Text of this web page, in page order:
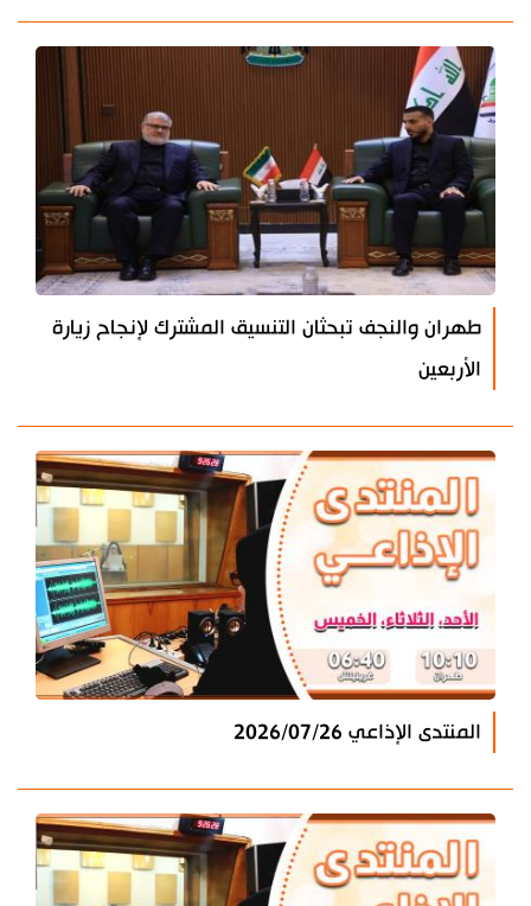
طهران والنجف تبحثان التنسيق المشترك لإنجاح زيارة
الأربعين
المنتدى الإذاعي 2026/07/26